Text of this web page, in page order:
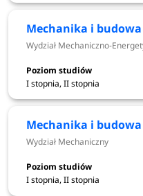
informatyka
budownictwo: 1027
informatyka
automatyka i
Największa liczba osób
Mechanika i
Wydział Mechaniczno-
I stopnia, II stopnia
Wydział Mechaniczny
I stopnia, II stopnia